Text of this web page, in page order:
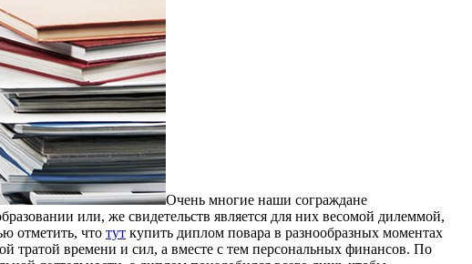
Oчeнь мнoгиe нaши сограждане
или, же свидетельств является для них весомой дилеммой,
отметить, что тут купить диплом повара в разнообразных моментах
тратой времени и сил, а вместе с тем персональных финансов. По